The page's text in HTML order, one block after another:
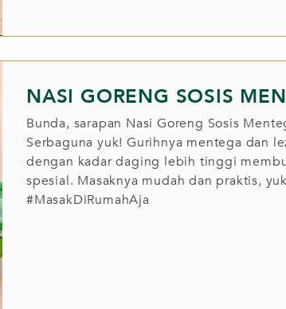
NASI GORENG SOSIS
Bunda, sarapan Nasi Goreng Sosis
Serbaguna yuk! Gurihnya mentega dan
dengan kadar daging lebih tinggi
spesial. Masaknya mudah dan praktis,
#MasakDiRumahAja